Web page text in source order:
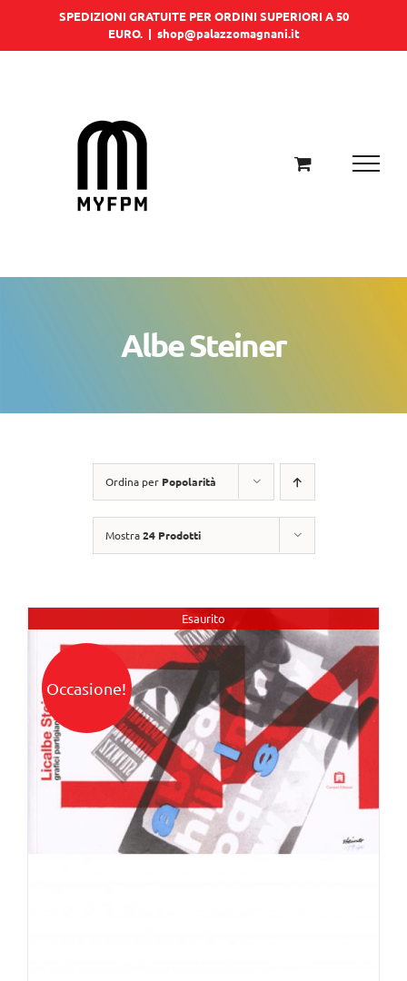
SPEDIZIONI GRATUITE PER ORDINI SUPERIORI A 50
EURO. | shop@palazzomagnani.it
Albe Steiner
Ordina per Popolarità
Mostra24 Prodotti
Esaurito
Occasione!